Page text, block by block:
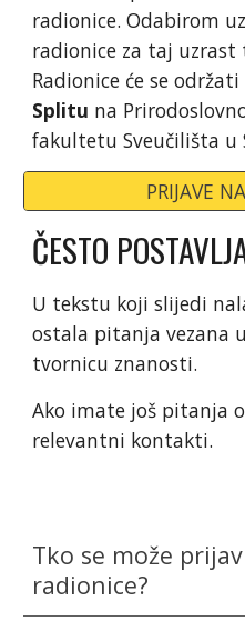
radionice. Odabirom
radionice za taj
Radionice će se održati
Splitu na
fakultetu Sveučilišta u
PRIJAVE
ČESTO
U tekstu koji slijedi
ostala pitanja vezana
tvornicu znanosti.
Ako imate još pitanja
relevantni kontakti.
Tko se može
radionice?